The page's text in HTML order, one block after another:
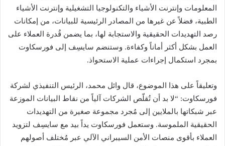
المعلومات وإنترنت الأشياء والتكنولوجيا التشغيلية وإنترنت الأشياء
الطبية، فضلاً عن غيرها من المصادر الرئيسية للبيانات، من إمكانات
رصد التهديدات الحقيقية والاستجابة لها، بما يضمن قُدرة العملاء على
العمل بشكل أكثر أماناً وكفاءة. وستنضم سايسِف إلى فورسكاوت
بمجرد استكمال إجراءات عملية الاستحواذ.
وتعليقاً على هذا الموضوع، قال وائل محمد، الرئيس التنفيذي لشركة
فورسكاوت: “لا بد أن تُقلّص الشركات آلياً من نقاط البيانات الموزعة
عبر شبكاتها بالملايين إلى مُجرد مجموعة صغيرة من التهديدات
الحقيقية الملموسة. وستعمل فورسكاوت يداً بيد مع سايسِف لتزويد
العملاء بأقوى منصات الأمن السيبراني الآلي عبر مُختلف أصولهم